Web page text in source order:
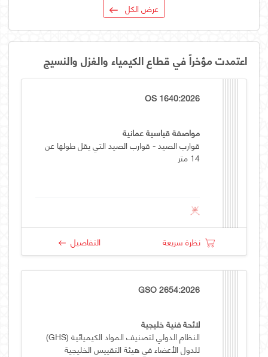
عرض الكل
اعتمدت مؤخراً في قطاع الكيمياء والغزل والنسيج
OS 1640:2026
مواصفة قياسية عمانية
قوارب الصيد - قوارب الصيد التي يقل طولها عن
14 متر
نظرة سريعة التفاصيل
GSO 2654:2026
لائحة فنية خليجية
النظام الدولي لتصنيف المواد الكيميائية (GHS)
للدول الأعضاء في هيئة التقييس الخليجية